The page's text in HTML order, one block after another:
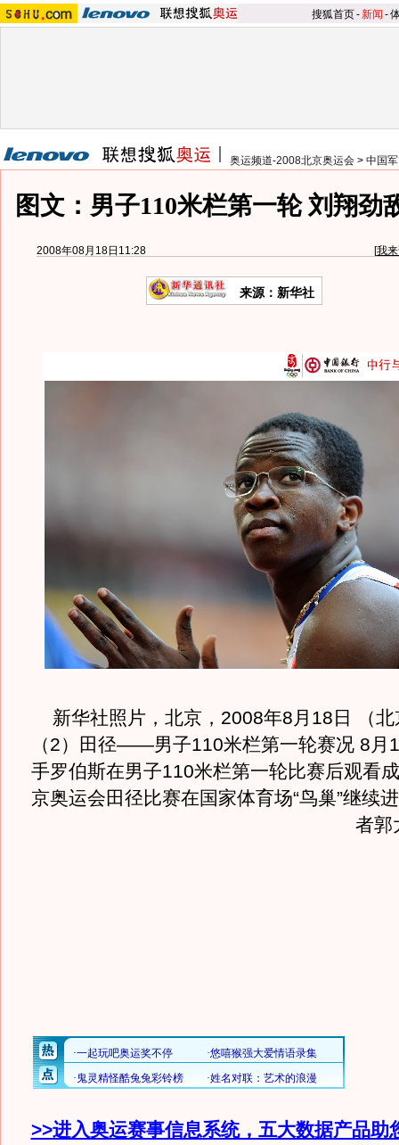
搜狐首页-新闻 -
奥运频道-2008北京奥运会 > 中国
图文：男子110米栏第一轮 刘翔劲
2008年08月18日11:28 [我
来源：新华社
新华社照片，北京，2008年8月18日 （北
（2）田径——男子110米栏第一轮赛况 8月
手罗伯斯在男子110米栏第一轮比赛后观看
京奥运会田径比赛在国家体育场“鸟巢”继续
者郭
>>进入奥运赛事信息系统，五大数据产品助